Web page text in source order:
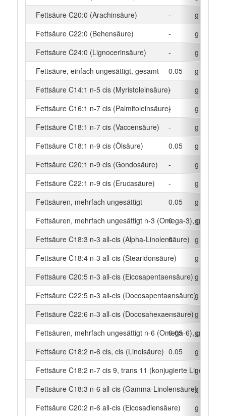
Fettsäure C20:0 (Arachinsäure)
-
g
Fettsäure C22:0 (Behensäure)
-
g
Fettsäure C24:0 (Lignocerinsäure)
-
g
Fettsäure, einfach ungesättigt, gesamt
0.05
g
Fettsäure C14:1 n-5 cis (Myristoleinsäure)-
g
Fettsäure C16:1 n-7 cis (Palmitoleinsäure)
-
g
Fettsäure C18:1 n-7 cis (Vaccensäure)
-
g
Fettsäure C18:1 n-9 cis (Ölsäure)
0.05
g
Fettsäure C20:1 n-9 cis (Gondosäure)
-
g
Fettsäure C22:1 n-9 cis (Erucasäure)
-
g
Fettsäuren, mehrfach ungesättigt
0.05
g
Fettsäuren, mehrfach ungesättigt n-3 (Omega-3), gesamt
0
g
Fettsäure C18:3 n-3 all-cis (Alpha-Linolensäure)
0
g
Fettsäure C18:4 n-3 all-cis (Stearidonsäure)
-
g
Fettsäure C20:5 n-3 all-cis (Eicosapentaensäure)
-
g
Fettsäure C22:5 n-3 all-cis (Docosapentaensäure)
-
g
Fettsäure C22:6 n-3 all-cis (Docosahexaensäure)
-
g
Fettsäuren, mehrfach ungesättigt n-6 (Omega-6), gesamt
0.05
g
Fettsäure C18:2 n-6 cis, cis (Linolsäure) 0.05
g
Fettsäure C18:2 n-7 cis 9, trans 11 (konjugierte Linolsäure)
-
g
Fettsäure C18:3 n-6 all-cis (Gamma-Linolensäure)
-
g
Fettsäure C20:2 n-6 all-cis (Eicosadiensäure)
-
g